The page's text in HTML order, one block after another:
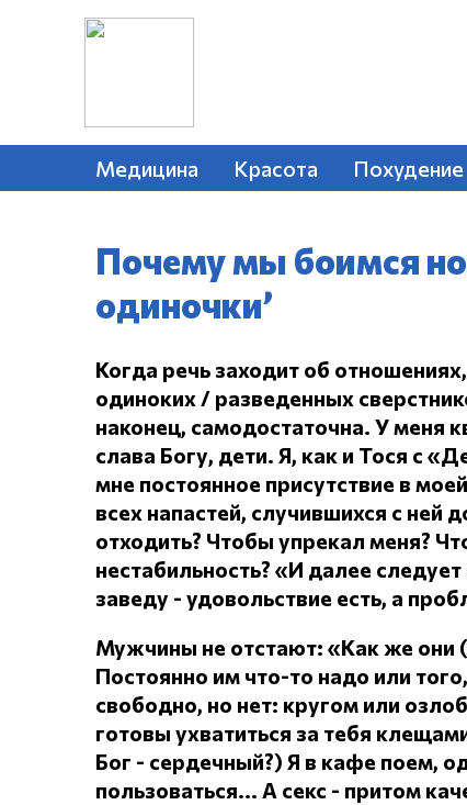
Медицина Красота Похудение
Почему мы боимся
одиночки’
Когда речь заходит об
одиноких / разведенных
наконец, самодостаточна. У меня
слава Богу, дети. Я, как и Тося с
мне постоянное присутствие в
всех напастей, случившихся с ней
отходить? Чтобы упрекал меня?
нестабильность? «И далее
заведу - удовольствие есть, а
Мужчины не отстают: «Как же
Постоянно им что-то надо или
свободно, но нет: кругом или
готовы ухватиться за тебя
Бог - сердечный?) Я в кафе поем,
пользоваться... А секс - притом